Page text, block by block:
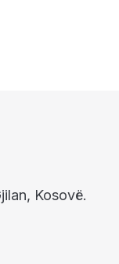
Kosovë.